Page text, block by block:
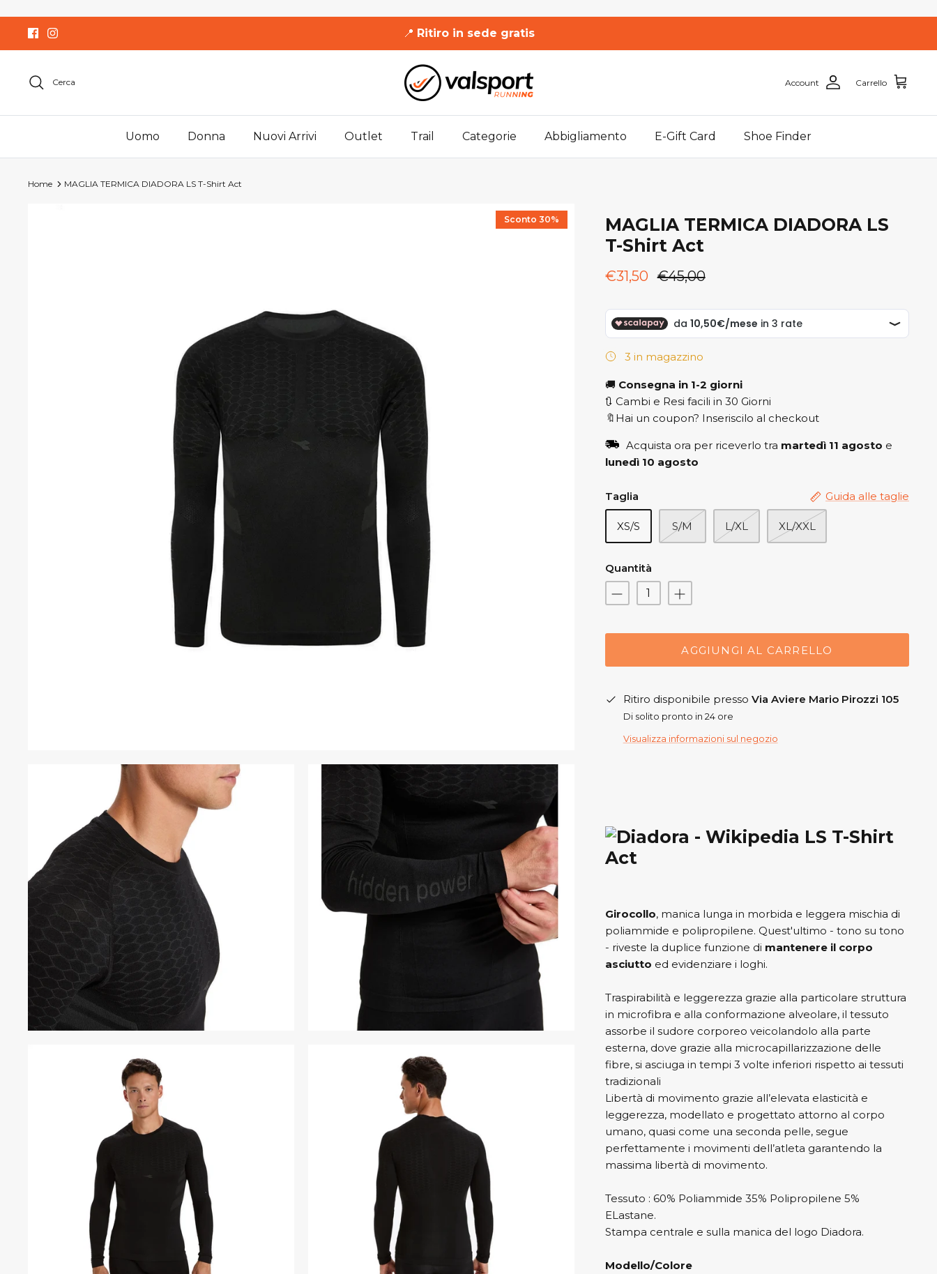
📍 Ritiro in sede gratis
Cerca Account Carrello
Uomo Donna Nuovi Arrivi Outlet Trail Categorie Abbigliamento E-Gift Card Shoe Finder
Home MAGLIA TERMICA DIADORA LS T-Shirt Act
Sconto 30%
MAGLIA TERMICA DIADORA LS
T-Shirt Act
€31,50 €45,00
3 in magazzino
🚚 Consegna in 1-2 giorni
🔃 Cambi e Resi facili in 30 Giorni
🔖Hai un coupon? Inseriscilo al checkout
Acquista ora per riceverlo tra martedì 11 agosto e
lunedì 10 agosto
Taglia Guida alle taglie
XS/S S/M L/XL XL/XXL
Quantità
AGGIUNGI AL CARRELLO
Ritiro disponibile presso Via Aviere Mario Pirozzi 105
Di solito pronto in 24 ore
Visualizza informazioni sul negozio
LS T-Shirt
Act
Girocollo, manica lunga in morbida e leggera mischia di
poliammide e polipropilene. Quest'ultimo - tono su tono
- riveste la duplice funzione di mantenere il corpo
asciutto ed evidenziare i loghi.
Traspirabilità e leggerezza grazie alla particolare struttura
in microfibra e alla conformazione alveolare, il tessuto
assorbe il sudore corporeo veicolandolo alla parte
esterna, dove grazie alla microcapillarizzazione delle
fibre, si asciuga in tempi 3 volte inferiori rispetto ai tessuti
tradizionali
Libertà di movimento grazie all’elevata elasticità e
leggerezza, modellato e progettato attorno al corpo
umano, quasi come una seconda pelle, segue
perfettamente i movimenti dell’atleta garantendo la
massima libertà di movimento.
Tessuto : 60% Poliammide 35% Polipropilene 5%
ELastane.
Stampa centrale e sulla manica del logo Diadora.
Modello/Colore